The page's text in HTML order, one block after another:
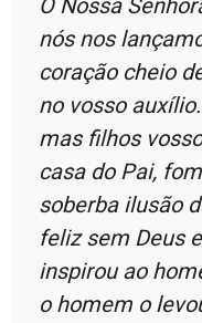
Ó Nossa
nós nos
coração cheio
no vosso
mas filhos
casa do Pai,
soberba ilusão
feliz sem Deus
inspirou ao
o homem o